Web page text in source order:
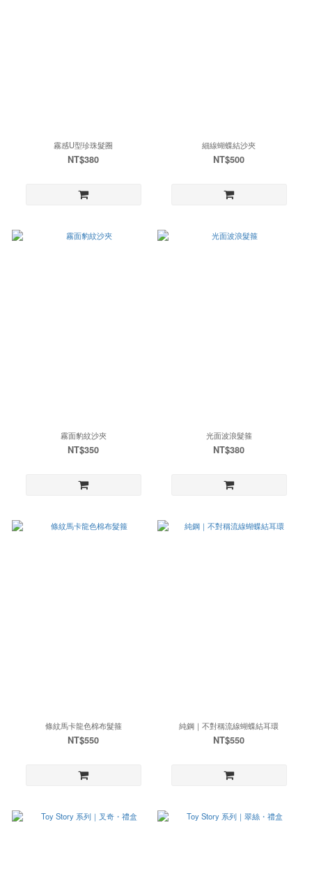
霧感U型珍珠髮圈
NT$380
細線蝴蝶結沙夾
NT$500
霧面豹紋沙夾
NT$350
光面波浪髮箍
NT$380
條紋馬卡龍色棉布髮箍
NT$550
純鋼｜不對稱流線蝴蝶結耳環
NT$550